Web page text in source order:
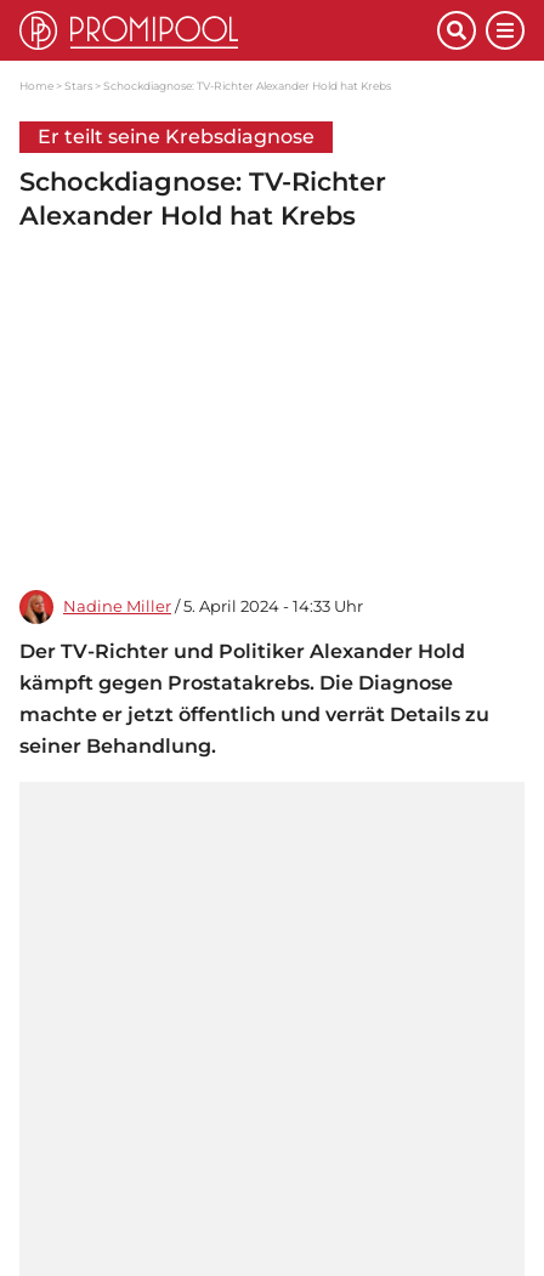
Home Stars Schockdiagnose: TV-Richter Alexander Hold hat Krebs
Er teilt seine Krebsdiagnose
Schockdiagnose: TV-Richter
Alexander Hold hat Krebs
Nadine Miller / 5. April 2024 - 14:33 Uhr
Der TV-Richter und Politiker Alexander Hold
kämpft gegen Prostatakrebs. Die Diagnose
machte er jetzt öffentlich und verrät Details zu
seiner Behandlung.